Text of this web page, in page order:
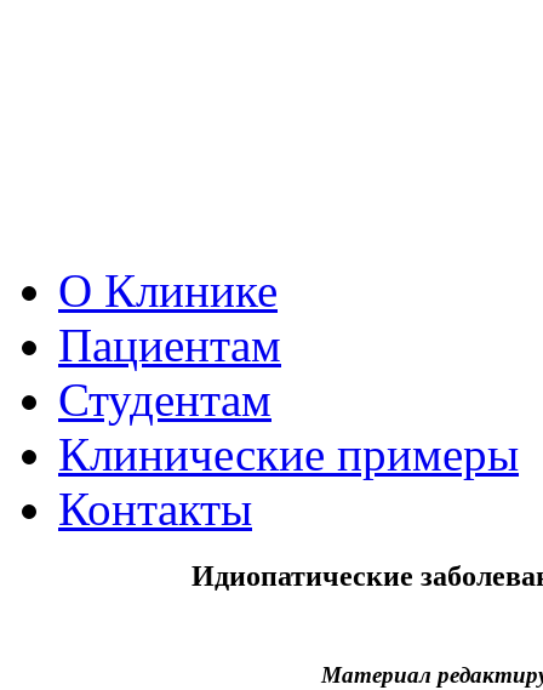
О Клинике
Пациентам
Студентам
Клинические примеры
Контакты
Идиопатические
Материал